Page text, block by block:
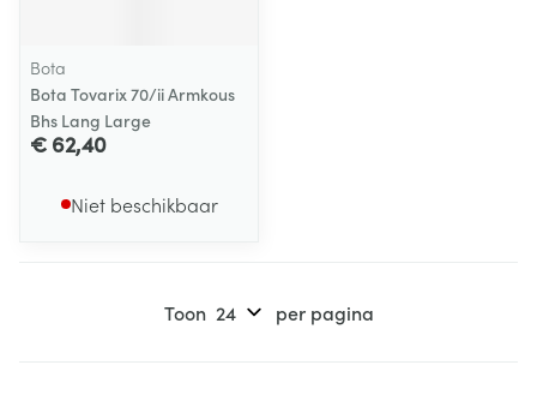
Bota
Bota Tovarix 70/ii Armkous
Bhs Lang Large
€ 62,40
Niet beschikbaar
Toon per pagina